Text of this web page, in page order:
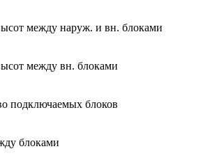
между наруж. и вн. блоками
между вн. блоками
подключаемых блоков
блоками